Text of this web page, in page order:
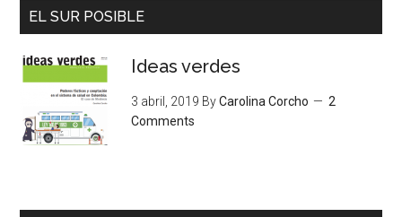
EL SUR POSIBLE
Ideas verdes
3 abril, 2019 ByCarolina Corcho
2
Comments